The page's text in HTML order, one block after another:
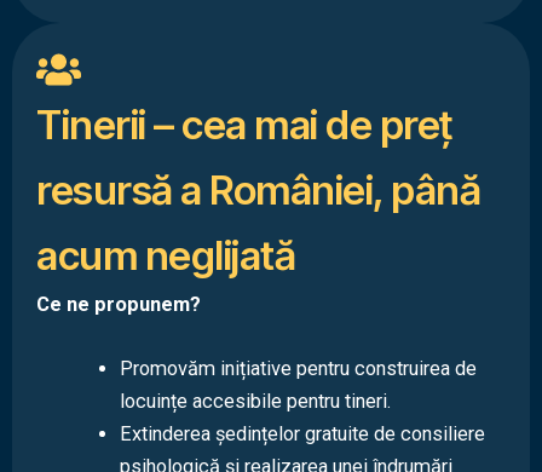
Tinerii – cea mai de preț
resursă a României, până
acum neglijată
Ce ne propunem?
Promovăm inițiative pentru construirea de
locuințe accesibile pentru tineri.
Extinderea ședințelor gratuite de consiliere
psihologică și realizarea unei îndrumări